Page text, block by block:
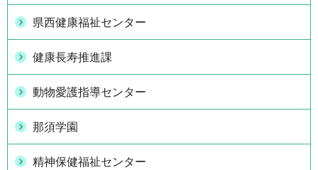
県西健康福祉センター
健康長寿推進課
動物愛護指導センター
那須学園
精神保健福祉センター